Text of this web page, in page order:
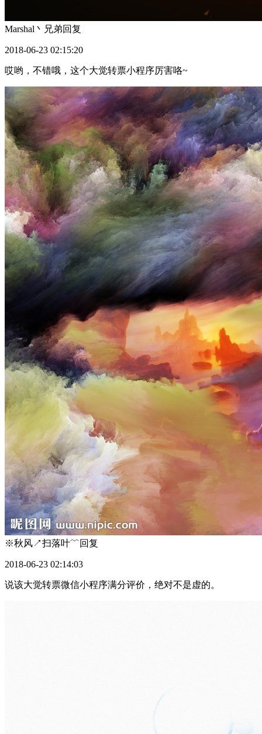
Marshal丶兄弟回复
2018-06-23 02:15:20
哎哟，不错哦，这个大觉转票小程序厉害咯~
※秋风↗扫落叶﹌回复
2018-06-23 02:14:03
说该大觉转票微信小程序满分评价，绝对不是虚的。